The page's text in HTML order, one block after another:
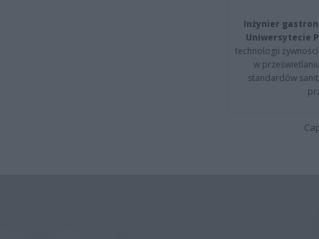
Inżynier
Uniwersytecie
technologii
w
standardów